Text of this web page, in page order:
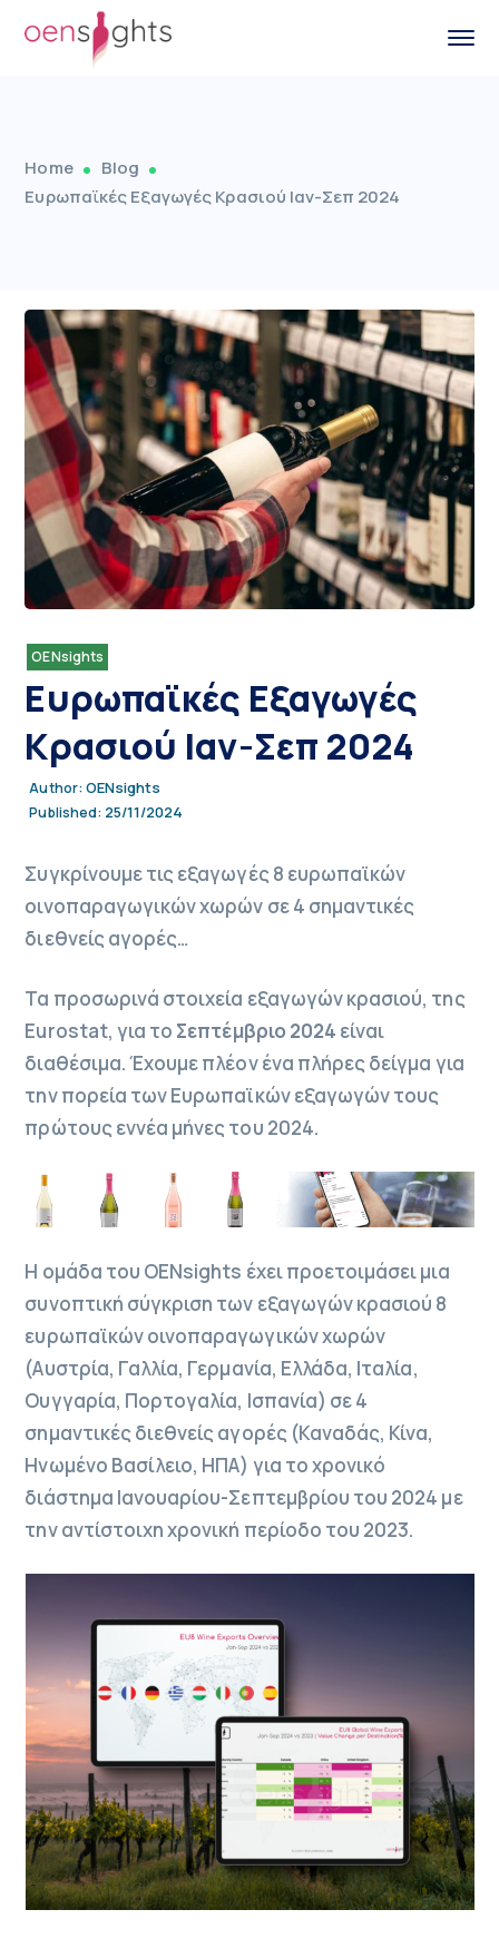
Home
Blog
Ευρωπαϊκές Εξαγωγές Κρασιού Ιαν-Σεπ 2024
OENsights
Ευρωπαϊκές Εξαγωγές
Κρασιού Ιαν-Σεπ 2024
Author: OENsights
Published: 25/11/2024
Συγκρίνουμε τις εξαγωγές 8 ευρωπαϊκών
οινοπαραγωγικών χωρών σε 4 σημαντικές
διεθνείς αγορές…
Τα προσωρινά στοιχεία εξαγωγών κρασιού, της
Eurostat, για το Σεπτέμβριο 2024 είναι
διαθέσιμα. Έχουμε πλέον ένα πλήρες δείγμα για
την πορεία των Ευρωπαϊκών εξαγωγών τους
πρώτους εννέα μήνες του 2024.
Η ομάδα του OENsights έχει προετοιμάσει μια
συνοπτική σύγκριση των εξαγωγών κρασιού 8
ευρωπαϊκών οινοπαραγωγικών χωρών
(Αυστρία, Γαλλία, Γερμανία, Ελλάδα, Ιταλία,
Ουγγαρία, Πορτογαλία, Ισπανία) σε 4
σημαντικές διεθνείς αγορές (Καναδάς, Κίνα,
Ηνωμένο Βασίλειο, ΗΠΑ) για το χρονικό
διάστημα Ιανουαρίου-Σεπτεμβρίου του 2024 με
την αντίστοιχη χρονική περίοδο του 2023.